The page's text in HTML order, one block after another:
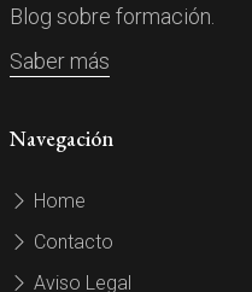
Blog sobre formación.
Saber más
Navegación
Home
Contacto
Aviso Legal